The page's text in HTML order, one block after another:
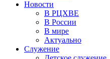
Новости
В РЦХВЕ
В России
В мире
Актуально
Служение